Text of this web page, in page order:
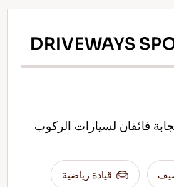
DRIVEWAYS
فائقان لسيارات الركوب
قيادة رياضية